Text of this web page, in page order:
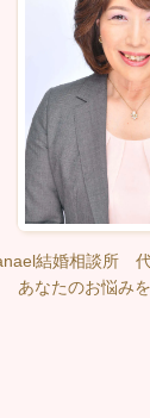
結婚相談所
あなたのお悩み